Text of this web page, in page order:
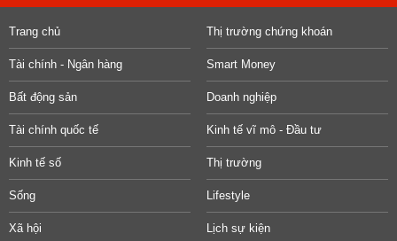
Trang chủ Thị trường chứng khoán
Tài chính - Ngân hàng Smart Money
Bất động sản Doanh nghiệp
Tài chính quốc tế Kinh tế vĩ mô - Đầu tư
Kinh tế số Thị trường
Sống Lifestyle
Xã hội Lịch sự kiện